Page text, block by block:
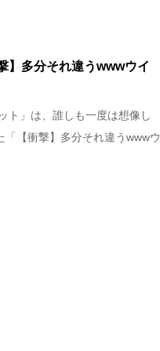
】多分それ違うwwwウイ
ト」は、誰しも一度は想像し
「【衝撃】多分それ違うwwwウ